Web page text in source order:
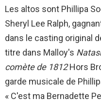
Les altos sont Phillipa
Sheryl Lee Ralph,
dans le casting original
titre dans Malloy's
comète de 1812Hors
garde musicale de
« C'est ma Bernadette